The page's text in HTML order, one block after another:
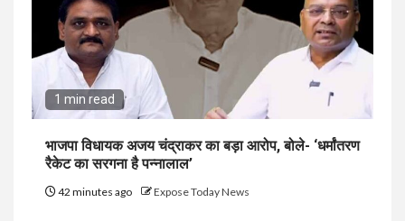
1 min read
भाजपा विधायक अजय चंद्राकर का बड़ा आरोप, बोले- ‘धर्मांतरण
रैकेट का सरगना है पन्नालाल’
42 minutes ago Expose Today News